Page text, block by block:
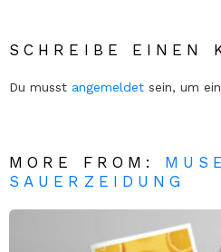
SCHREIBE EINEN
Du musst angemeldet sein, um
MORE FROM:
SAUERZEIDUNG